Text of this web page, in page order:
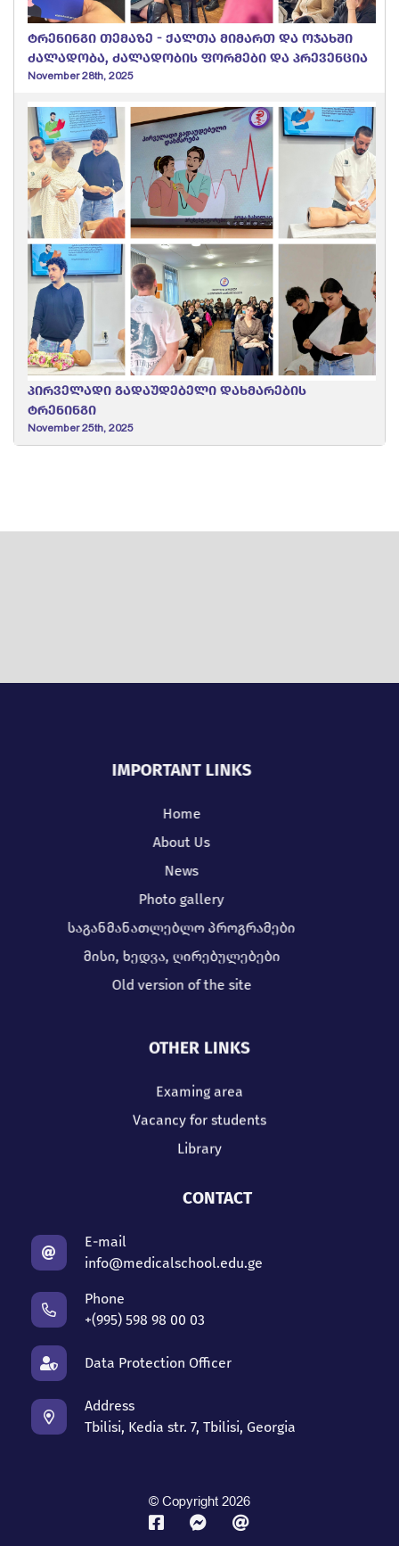
ტრენინგი თემაზე - ქალთა მიმართ და ოჯახში
ძალადობა, ძალადობის ფორმები და პრევენცია
November 28th, 2025
პირველადი გადაუდებელი დახმარების
ტრენინგი
November 25th, 2025
IMPORTANT LINKS
Home
About Us
News
Photo gallery
საგანმანათლებლო პროგრამები
მისი, ხედვა, ღირებულებები
Old version of the site
OTHER LINKS
Examing area
Vacancy for students
Library
CONTACT
E-mail
info@medicalschool.edu.ge
Phone
+(995) 598 98 00 03
Data Protection Officer
Address
Tbilisi, Kedia str. 7, Tbilisi, Georgia
© Copyright 2026